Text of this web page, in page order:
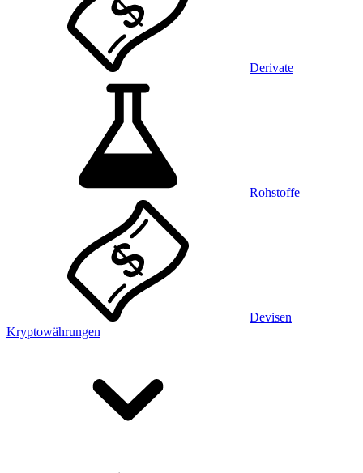
Derivate
Rohstoffe
Devisen
Kryptowährungen